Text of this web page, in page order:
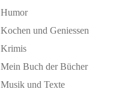
Humor
Kochen und Geniessen
Krimis
Mein Buch der Bücher
Musik und Texte